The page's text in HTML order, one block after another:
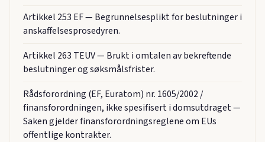
Artikkel 253 EF — Begrunnelsesplikt for beslutninger i
anskaffelsesprosedyren.
Artikkel 263 TEUV — Brukt i omtalen av bekreftende
beslutninger og søksmålsfrister.
Rådsforordning (EF, Euratom) nr. 1605/2002 /
finansforordningen, ikke spesifisert i domsutdraget —
Saken gjelder finansforordningsreglene om EUs
offentlige kontrakter.